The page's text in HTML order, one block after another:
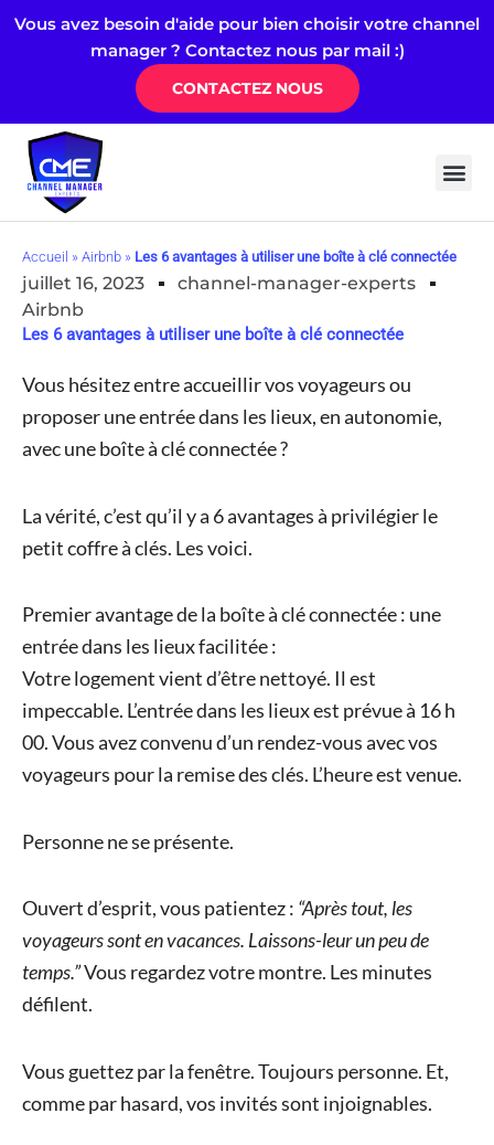
Vous avez besoin d'aide pour bien choisir votre channel
manager ? Contactez nous par mail :)
CONTACTEZ NOUS
Accueil » Airbnb » Les 6 avantages à utiliser une boîte à clé connectée
juillet 16, 2023
channel-manager-experts
Airbnb
Les 6 avantages à utiliser une boîte à clé connectée
Vous hésitez entre accueillir vos voyageurs ou
proposer une entrée dans les lieux, en autonomie,
avec une boîte à clé connectée ?
La vérité, c’est qu’il y a 6 avantages à privilégier le
petit coffre à clés. Les voici.
Premier avantage de la boîte à clé connectée : une
entrée dans les lieux facilitée :
Votre logement vient d’être nettoyé. Il est
impeccable. L’entrée dans les lieux est prévue à 16 h
00. Vous avez convenu d’un rendez-vous avec vos
voyageurs pour la remise des clés. L’heure est venue.
Personne ne se présente.
Ouvert d’esprit, vous patientez : “Après tout, les
voyageurs sont en vacances. Laissons-leur un peu de
temps.”Vous regardez votre montre. Les minutes
défilent.
Vous guettez par la fenêtre. Toujours personne. Et,
comme par hasard, vos invités sont injoignables.